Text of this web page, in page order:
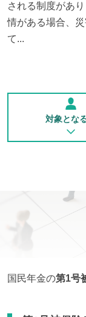
される制度があ
情がある場合、
て...
対象とな
国民年金の第1号